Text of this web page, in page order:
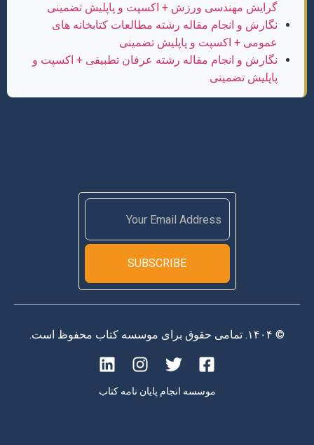
گرایش مهندسی ورزش + اکسپت و پاپلیش تضمینی
نگارش و انجام مقاله رشته مطالعات کتابخانه های
عمومی + اکسپت و پاپلیش تضمینی
نگارش و انجام مقاله رشته عرفان تطبیقی + اکسپت و
پاپلیش تضمینی
SUBSCRIBE
موسسه انجام پایان نامه کتاب